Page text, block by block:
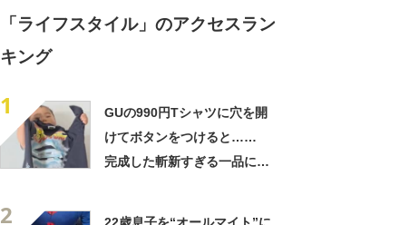
「ライフスタイル」のアクセスラン
キング
1
GUの990円Tシャツに穴を開
けてボタンをつけると……
完成した斬新すぎる一品に称
2